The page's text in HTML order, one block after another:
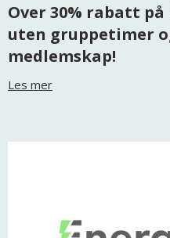
Over 30% rabatt
uten gruppetimer
medlemskap!
Les mer